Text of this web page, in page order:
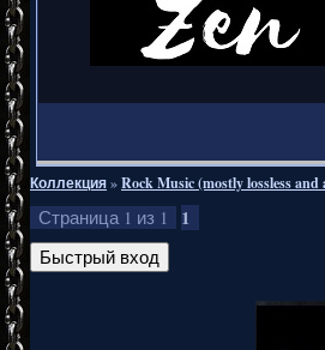
Коллекция»Rock Music (mostly lossless
Страница 1 из 1 1